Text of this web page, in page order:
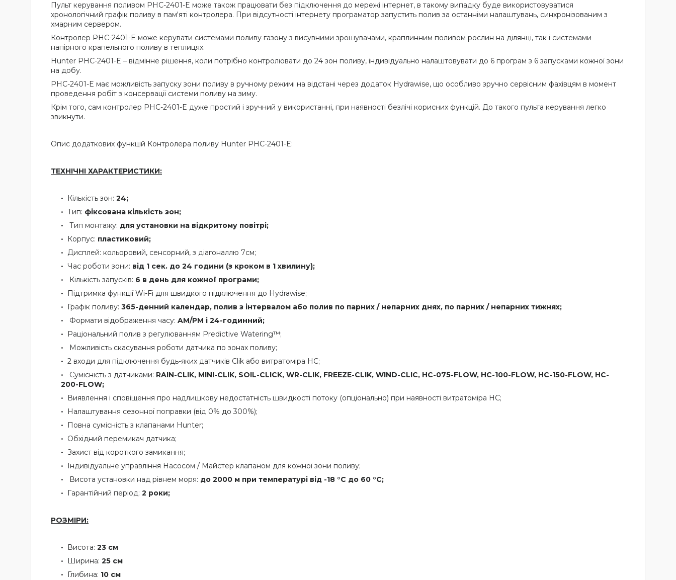
Пульт керування поливом PHC-2401-E може також працювати без підключення до мережі інтернет, в такому випадку буде використовуватися
хронологічний графік поливу в пам'яті контролера. При відсутності інтернету програматор запустить полив за останніми налаштувань, синхронізованим з
хмарним сервером.
Контролер PHC-2401-E може керувати системами поливу газону з висувними зрошувачами, краплинним поливом рослин на ділянці, так і системами
напірного крапельного поливу в теплицях.
Hunter PHC-2401-E – відмінне рішення, коли потрібно контролювати до 24 зон поливу, індивідуально налаштовувати до 6 програм з 6 запусками кожної зони
на добу.
PHC-2401-E має можливість запуску зони поливу в ручному режимі на відстані через додаток Hydrawise, що особливо зручно сервісним фахівцям в момент
проведення робіт з консервації системи поливу на зиму.
Крім того, сам контролер PHC-2401-E дуже простий і зручний у використанні, при наявності безлічі корисних функцій. До такого пульта керування легко
звикнути.
Опис додаткових функцій Контролера поливу Hunter PHC-2401-E:
ТЕХНІЧНІ ХАРАКТЕРИСТИКИ:
Кількість зон: 24;
Тип: фіксована кількість зон;
Тип монтажу: для установки на відкритому повітрі;
Корпус: пластиковий;
Дисплей: кольоровий, сенсорний, з діагоналлю 7см;
Час роботи зони: від 1 сек. до 24 години (з кроком в 1 хвилину);
Кількість запусків: 6 в день для кожної програми;
Підтримка функції Wi-Fi для швидкого підключення до Hydrawise;
Графік поливу: 365-денний календар, полив з інтервалом або полив по парних / непарних днях, по парних / непарних тижнях;
Формати відображення часу: AM/PM і 24-годинний;
Раціональний полив з регулюванням Predictive Watering™;
Можливість скасування роботи датчика по зонах поливу;
2 входи для підключення будь-яких датчиків Clik або витратоміра HC;
Сумісність з датчиками: RAIN-CLIK, MINI-CLIK, SOIL-CLICK, WR-CLIK, FREEZE-CLIK, WIND-CLIC, HC-075-FLOW, HC-100-FLOW, HC-150-FLOW, HC-
200-FLOW;
Виявлення і сповіщення про надлишкову недостатність швидкості потоку (опціонально) при наявності витратоміра НС;
Налаштування сезонної поправки (від 0% до 300%);
Повна сумісність з клапанами Hunter;
Обхідний перемикач датчика;
Захист від короткого замикання;
Індивідуальне управління Насосом / Майстер клапаном для кожної зони поливу;
Висота установки над рівнем моря: до 2000 м при температурі від -18 °C до 60 °C;
Гарантійний період: 2 роки;
РОЗМІРИ:
Висота: 23 см
Ширина: 25 см
Глибина: 10 см